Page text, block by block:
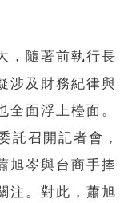
，隨著前執行長
涉及財務紀律與
全面浮上檯面。
託召開記者會，
旭岑與台商手捧
注。對此，蕭旭